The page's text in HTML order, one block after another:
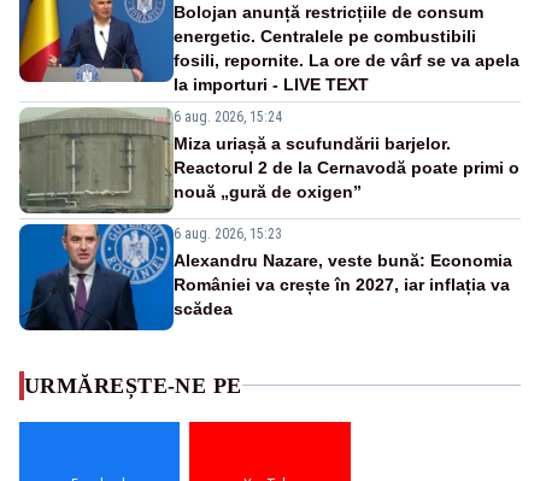
Bolojan anunță restricțiile de consum
energetic. Centralele pe combustibili
fosili, repornite. La ore de vârf se va apela
la importuri - LIVE TEXT
6 aug. 2026, 15:24
Miza uriașă a scufundării barjelor.
Reactorul 2 de la Cernavodă poate primi o
nouă „gură de oxigen”
6 aug. 2026, 15:23
Alexandru Nazare, veste bună: Economia
României va crește în 2027, iar inflația va
scădea
URMĂREȘTE-NE PE